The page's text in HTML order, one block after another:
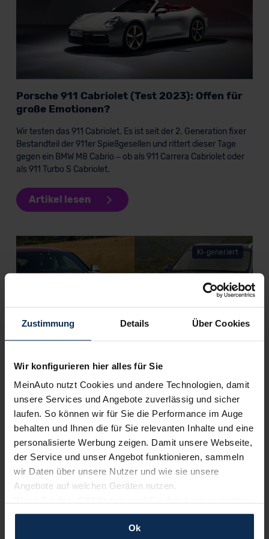
Zustimmung Details Über Cookies
Wir konfigurieren hier alles für Sie
MeinAuto nutzt Cookies und andere Technologien, damit
unsere Services und Angebote zuverlässig und sicher
laufen. So können wir für Sie die Performance im Auge
behalten und Ihnen die für Sie relevanten Inhalte und eine
personalisierte Werbung zeigen. Damit unsere Webseite,
der Service und unser Angebot funktionieren, sammeln
wir Daten über unsere Nutzer und wie sie unsere
Angebote auf welchen Geräten nutzen.
und erlauben uns Cookies für unseren Service zu
verwenden und diese Daten an Dritte weiterzugeben,
Ok
Porsche 911 Cabriolet (Test 2023): Offen für
große Emotionen?
Wir testen das 911 Cabriolet. Es ist seit der 2. Generation fixer
Bestandteil der 911er Spießgesellen und rittert dieser Tage
gegen ein BMW M8 Cabrio – ob als 911 Carrera Cabriolet oder
als 911 Turbo S Cabriolet.
Artikel lesen
KI-generiert
BMW X4 vs. Porsche Macan 2022: Wer gewinnt das
Duell der Sport-SUV-Coupes?
Weitere Artikel im Automagazin
zum Automagazin